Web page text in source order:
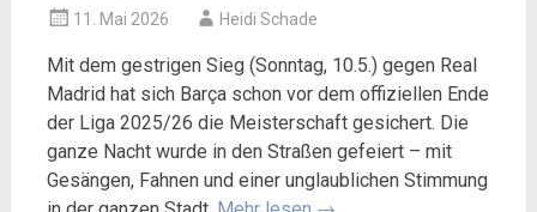
11. Mai 2026 Heidi Schade
Mit dem gestrigen Sieg (Sonntag, 10.5.) gegen Real
Madrid hat sich Barça schon vor dem offiziellen Ende
der Liga 2025/26 die Meisterschaft gesichert. Die
ganze Nacht wurde in den Straßen gefeiert – mit
Gesängen, Fahnen und einer unglaublichen Stimmung